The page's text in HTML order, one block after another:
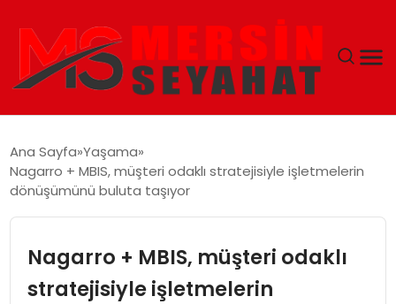
EKONOMI
TEKNOLOJI
Ana Sayfa Yaşama
Nagarro + MBIS, müşteri odaklı stratejisiyle işletmelerin
dönüşümünü buluta taşıyor
Nagarro + MBIS, müşteri odaklı
stratejisiyle işletmelerin